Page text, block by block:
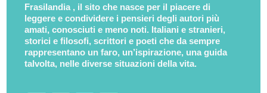
Frasilandia , il sito che nasce per il piacere di
leggere e condividere i pensieri degli autori più
amati, conosciuti e meno noti. Italiani e stranieri,
storici e filosofi, scrittori e poeti che da sempre
rappresentano un faro, un’ispirazione, una guida
talvolta, nelle diverse situazioni della vita.